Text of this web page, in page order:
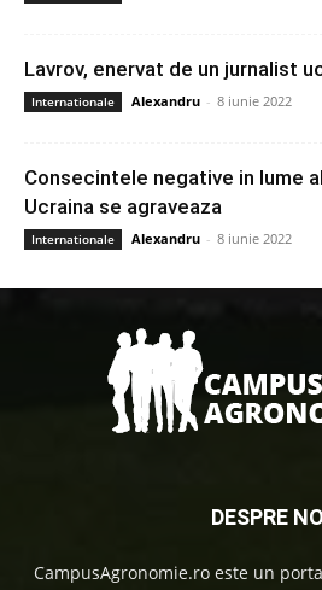
Lavrov, enervat de un jurnalist
Internationale Alexandru - 8 iunie 2022
Consecintele negative in lume
Ucraina se agraveaza
Internationale Alexandru - 8 iunie 2022
DESPRE
CampusAgronomie.ro este un